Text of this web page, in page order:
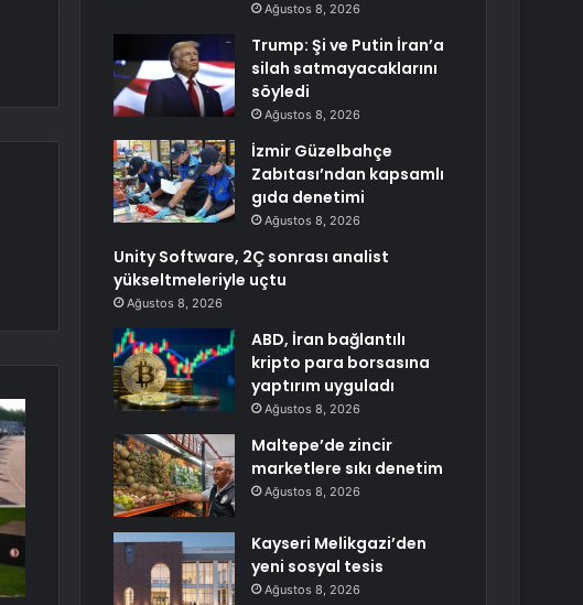
Ağustos 8, 2026
Trump: Şi ve Putin İran’a
silah satmayacaklarını
söyledi
Ağustos 8, 2026
İzmir Güzelbahçe
Zabıtası’ndan kapsamlı
gıda denetimi
Ağustos 8, 2026
Unity Software, 2Ç sonrası analist
yükseltmeleriyle uçtu
Ağustos 8, 2026
ABD, İran bağlantılı
kripto para borsasına
yaptırım uyguladı
Ağustos 8, 2026
Maltepe’de zincir
marketlere sıkı denetim
Ağustos 8, 2026
Kayseri Melikgazi’den
yeni sosyal tesis
Ağustos 8, 2026